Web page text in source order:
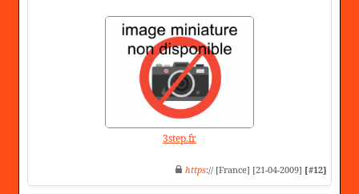
3step.fr
https:// [France] [21-04-2009] [#12]